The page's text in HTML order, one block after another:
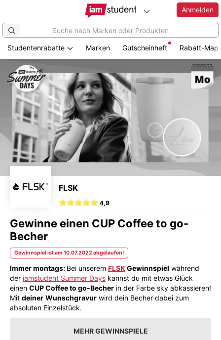
Hauptinhalt
springen
Anmelden
Studentenrabatte Marken Gutscheinheft Rabatt-Map
FLSK
4,9
Gewinne einen CUP Coffee to go-
Becher
Gewinnspiel ist am 10.07.2022 abgelaufen!
Immer montags: Bei unserem FLSK Gewinnspiel während
der iamstudent Summer Days kannst du mit etwas Glück
einen CUP Coffee to go-Becher in der Farbe sky abkassieren!
Mit deiner Wunschgravur wird dein Becher dabei zum
absoluten Einzelstück.
MEHR GEWINNSPIELE